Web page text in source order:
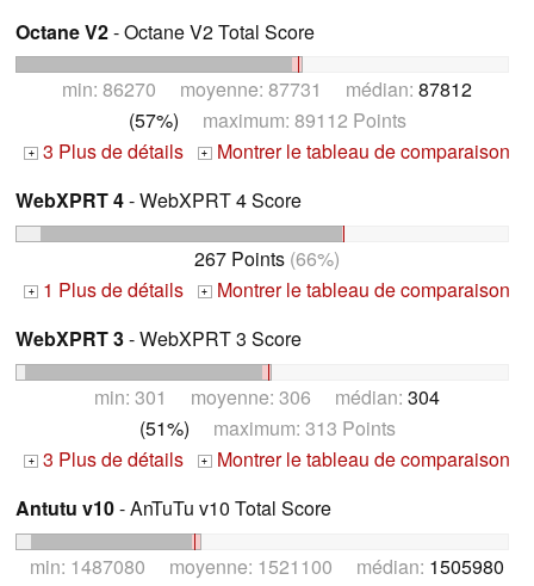
Octane V2- Octane V2 Total Score
min: 86270 moyenne: 87731 médian: 87812
(57%) maximum: 89112 Points
+ 3 Plus de détails + Montrer le tableau de comparaison
WebXPRT 4- WebXPRT 4 Score
267 Points (66%)
+ 1 Plus de détails + Montrer le tableau de comparaison
WebXPRT 3- WebXPRT 3 Score
min: 301 moyenne: 306 médian: 304
(51%) maximum: 313 Points
+ 3 Plus de détails + Montrer le tableau de comparaison
Antutu v10- AnTuTu v10 Total Score
min: 1487080 moyenne: 1521100 médian: 1505980